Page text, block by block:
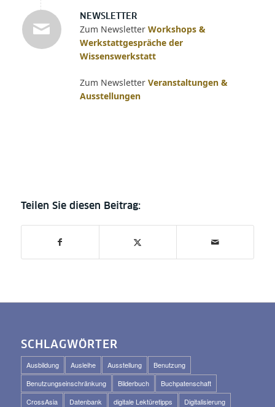
NEWSLETTER
Zum Newsletter Workshops &
Werkstattgespräche der
Wissenswerkstatt
Zum Newsletter Veranstaltungen &
Ausstellungen
SCHLAGWÖRTER
Ausbildung Ausleihe Ausstellung
Benutzung
Benutzungseinschränkung
Bilderbuch
Buchpatenschaft
CrossAsia
Datenbank digitale Lektüretipps
Digitalisierung